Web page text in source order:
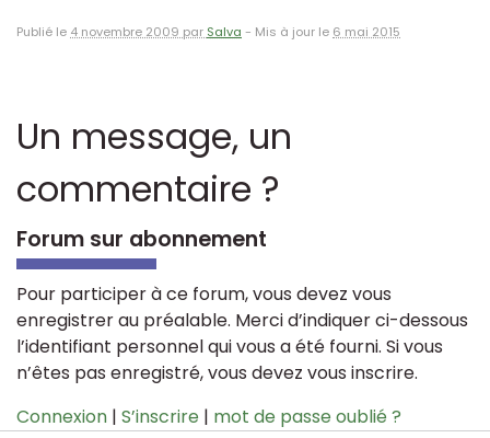
Publié le 4 novembre 2009 par Salva - Mis à jour le 6 mai 2015
Un message, un
commentaire ?
Forum sur abonnement
Pour participer à ce forum, vous devez vous
enregistrer au préalable. Merci d’indiquer ci-dessous
l’identifiant personnel qui vous a été fourni. Si vous
n’êtes pas enregistré, vous devez vous inscrire.
Connexion | S’inscrire | mot de passe oublié ?